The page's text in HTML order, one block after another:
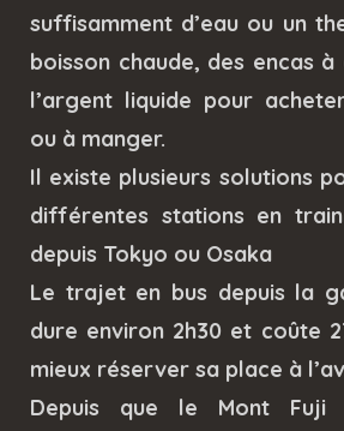
suffisamment d’eau ou un
boisson chaude, des encas
l’argent liquide pour
ou à manger.
Il existe plusieurs solutions
différentes stations en
depuis Tokyo ou Osaka
Le trajet en bus depuis la
dure environ 2h30 et coûte
mieux réserver sa place à
Depuis que le Mont